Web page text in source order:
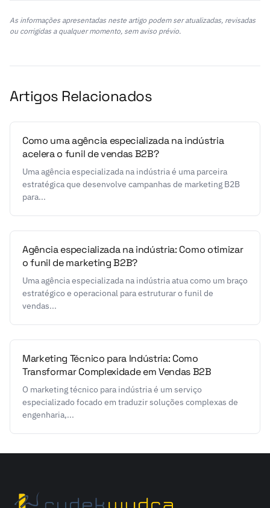
As informações apresentadas neste artigo podem ser atualizadas, revisadas
ou corrigidas a qualquer momento, sem aviso prévio.
Artigos Relacionados
Como uma agência especializada na indústria
acelera o funil de vendas B2B?
Uma agência especializada na indústria é uma parceira
estratégica que desenvolve campanhas de marketing B2B
para...
Agência especializada na indústria: Como otimizar
o funil de marketing B2B?
Uma agência especializada na indústria atua como um braço
estratégico e operacional para estruturar o funil de
vendas...
Marketing Técnico para Indústria: Como
Transformar Complexidade em Vendas B2B
O marketing técnico para indústria é um serviço
especializado focado em traduzir soluções complexas de
engenharia,...